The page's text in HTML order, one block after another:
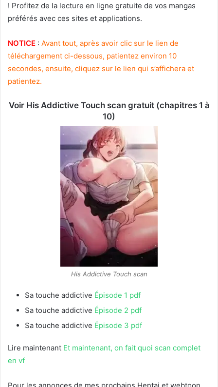
! Profitez de la lecture en ligne gratuite de vos mangas
préférés avec ces sites et applications.
NOTICE : Avant tout, après avoir clic sur le lien de
téléchargement ci-dessous, patientez environ 10
secondes, ensuite, cliquez sur le lien qui s’affichera et
patientez.
Voir His Addictive Touch scan gratuit (chapitres 1 à
10)
His Addictive Touch scan
Sa touche addictive Épisode 1 pdf
Sa touche addictive Épisode 2 pdf
Sa touche addictive Épisode 3 pdf
Lire maintenant Et maintenant, on fait quoi scan complet
en vf